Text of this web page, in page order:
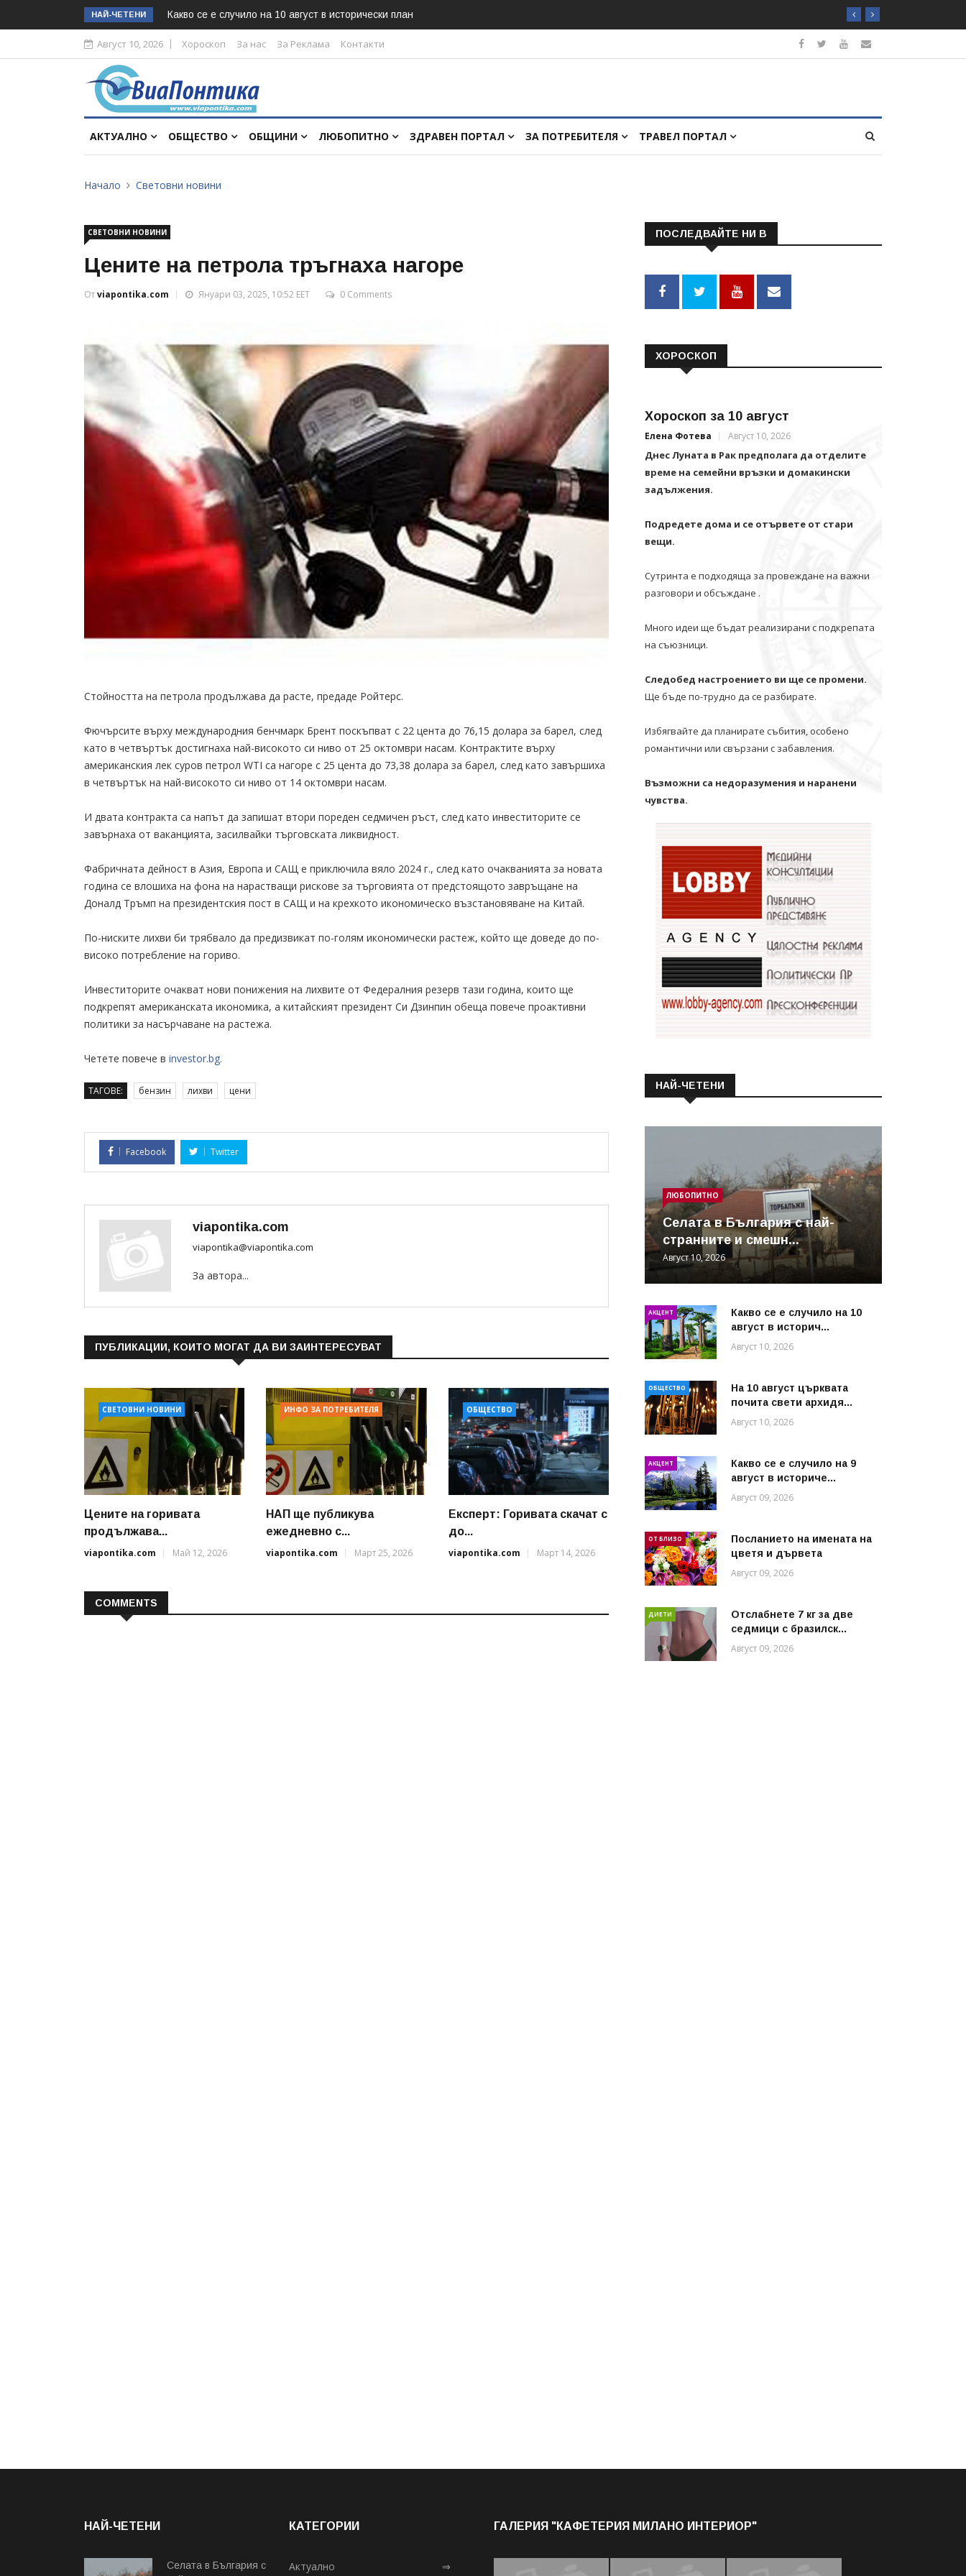
НАЙ-ЧЕТЕНИ Какво се е случило на 10 август в исторически план
Август 10, 2026 Хороскоп За нас За Реклама Контакти
АКТУАЛНО ОБЩЕСТВО ОБЩИНИ ЛЮБОПИТНО ЗДРАВЕН ПОРТАЛ ЗА ПОТРЕБИТЕЛЯ ТРАВЕЛ ПОРТАЛ
Начало Световни новини
СВЕТОВНИ НОВИНИ
Цените на петрола тръгнаха нагоре
Отviapontika.com Януари 03, 2025, 10:52 EET 0 Comments
Стойността на петрола продължава да расте, предаде Ройтерс.
Фючърсите върху международния бенчмарк Брент поскъпват с 22 цента до 76,15 долара за барел, след
като в четвъртък достигнаха най-високото си ниво от 25 октомври насам. Контрактите върху
американския лек суров петрол WTI са нагоре с 25 цента до 73,38 долара за барел, след като завършиха
в четвъртък на най-високото си ниво от 14 октомври насам.
И двата контракта са напът да запишат втори пореден седмичен ръст, след като инвеститорите се
завърнаха от ваканцията, засилвайки търговската ликвидност.
Фабричната дейност в Азия, Европа и САЩ е приключила вяло 2024 г., след като очакванията за новата
година се влошиха на фона на нарастващи рискове за търговията от предстоящото завръщане на
Доналд Тръмп на президентския пост в САЩ и на крехкото икономическо възстановяване на Китай.
По-ниските лихви би трябвало да предизвикат по-голям икономически растеж, който ще доведе до по-
високо потребление на гориво.
Инвеститорите очакват нови понижения на лихвите от Федералния резерв тази година, които ще
подкрепят американската икономика, а китайският президент Си Дзинпин обеща повече проактивни
политики за насърчаване на растежа.
Четете повече в investor.bg.
ТАГОВЕ: бензин лихви цени
Facebook Twitter
viapontika.com
viapontika@viapontika.com
За автора...
ПУБЛИКАЦИИ, КОИТО МОГАТ ДА ВИ ЗАИНТЕРЕСУВАТ
СВЕТОВНИ НОВИНИ
Цените на горивата
продължава...
viapontika.com
Май 12, 2026
ИНФО ЗА ПОТРЕБИТЕЛЯ
НАП ще публикува
ежедневно с...
viapontika.com
Март 25, 2026
ОБЩЕСТВО
Експерт: Горивата скачат с
до...
viapontika.com
Март 14, 2026
COMMENTS
ПОСЛЕДВАЙТЕ НИ В
ХОРОСКОП
Хороскоп за 10 август
Елена Фотева Август 10, 2026
Днес Луната в Рак предполага да отделите
време на семейни връзки и домакински
задължения.
Подредете дома и се отървете от стари
вещи.
Сутринта е подходяща за провеждане на важни
разговори и обсъждане .
Много идеи ще бъдат реализирани с подкрепата
на съюзници.
Следобед настроението ви ще се промени.
Ще бъде по-трудно да се разбирате.
Избягвайте да планирате събития, особено
романтични или свързани с забавления.
Възможни са недоразумения и наранени
чувства.
НАЙ-ЧЕТЕНИ
ЛЮБОПИТНО
Cелата в България с най-
странните и смешн...
Август 10, 2026
АКЦЕНТ
Какво се е случило на 10
август в историч...
Август 10, 2026
ОБЩЕСТВО
На 10 август църквата
почита свети архидя...
Август 10, 2026
АКЦЕНТ
Какво се е случило на 9
август в историче...
Август 09, 2026
ОТ БЛИЗО
Посланието на имената на
цветя и дървета
Август 09, 2026
ДИЕТИ
Отслабнете 7 кг за две
седмици с бразилск...
Август 09, 2026
НАЙ-ЧЕТЕНИ
Cелата в България с
КАТЕГОРИИ
Актуално ⇒
ГАЛЕРИЯ "КАФЕТЕРИЯ МИЛАНО ИНТЕРИОР"